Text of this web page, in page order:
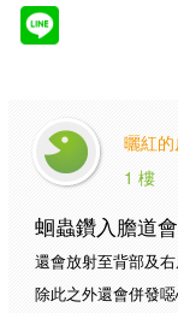
曬紅
1 樓
蛔蟲鑽入膽道
還會放射至背部及
除此之外還會併發